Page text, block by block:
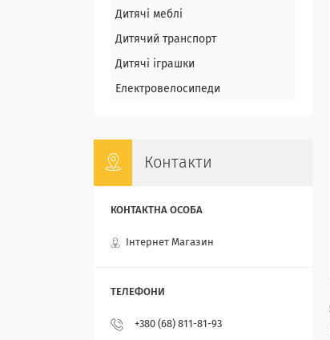
Дитячі меблі
Дитячий транспорт
Дитячі іграшки
Електровелосипеди
Контакти
Інтернет Магазин
+380 (68) 811-81-93